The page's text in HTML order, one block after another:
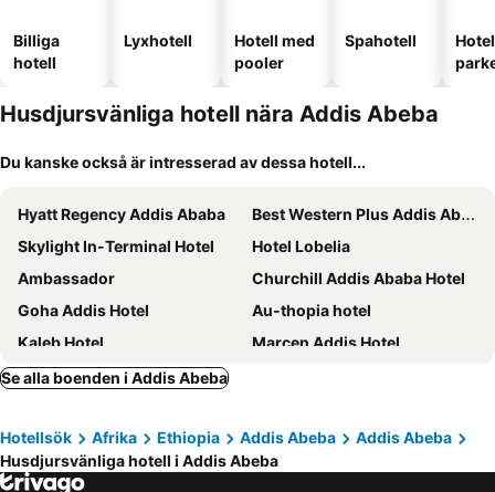
Billiga
hotell
Lyxhotell
Hotell med
pooler
Spahotell
Husdjursvänliga hotell nära Addis Abeba
Du kanske också är intresserad av dessa hotell...
Hyatt Regency Addis Ababa
Best Western Plus Addis Ababa
Skylight In-Terminal Hotel
Hotel Lobelia
Ambassador
Churchill Addis Ababa Hotel
Goha Addis Hotel
Au-thopia hotel
Kaleb Hotel
Marcen Addis Hotel
Check Inn Hotel Addis Ababa
Hotel Embilta
Tizeze
Hotel Addis Regency
Sidama Inn
Se alla boenden i Addis Abeba
Hotellsök Afrika Ethiopia Addis Abeba
Addis Abeba
Husdjursvänliga hotell i Addis Abeba